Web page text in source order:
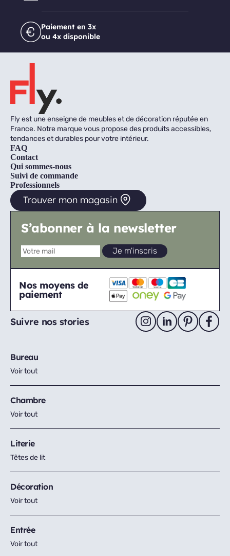
Paiement en 3x
ou 4x disponible
Fly est une enseigne de meubles et de décoration réputée en
France. Notre marque vous propose des produits accessibles,
tendances et durables pour votre intérieur.
FAQ
Contact
Qui sommes-nous
Suivi de commande
Professionnels
Trouver mon magasin
S’abonner à la newsletter
Nos moyens de
paiement
Suivre nos stories
Bureau
Voir tout
Chambre
Voir tout
Literie
Têtes de lit
Décoration
Voir tout
Entrée
Voir tout